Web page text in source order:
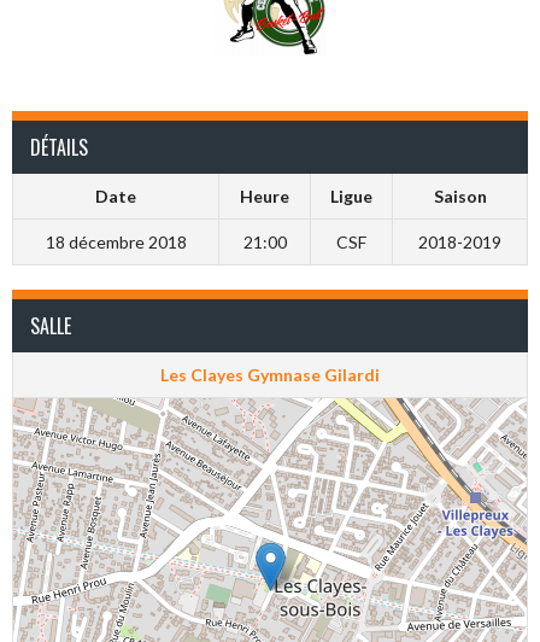
DÉTAILS
Date Heure Ligue Saison
18 décembre 2018 21:00 CSF 2018-2019
SALLE
Les Clayes Gymnase Gilardi